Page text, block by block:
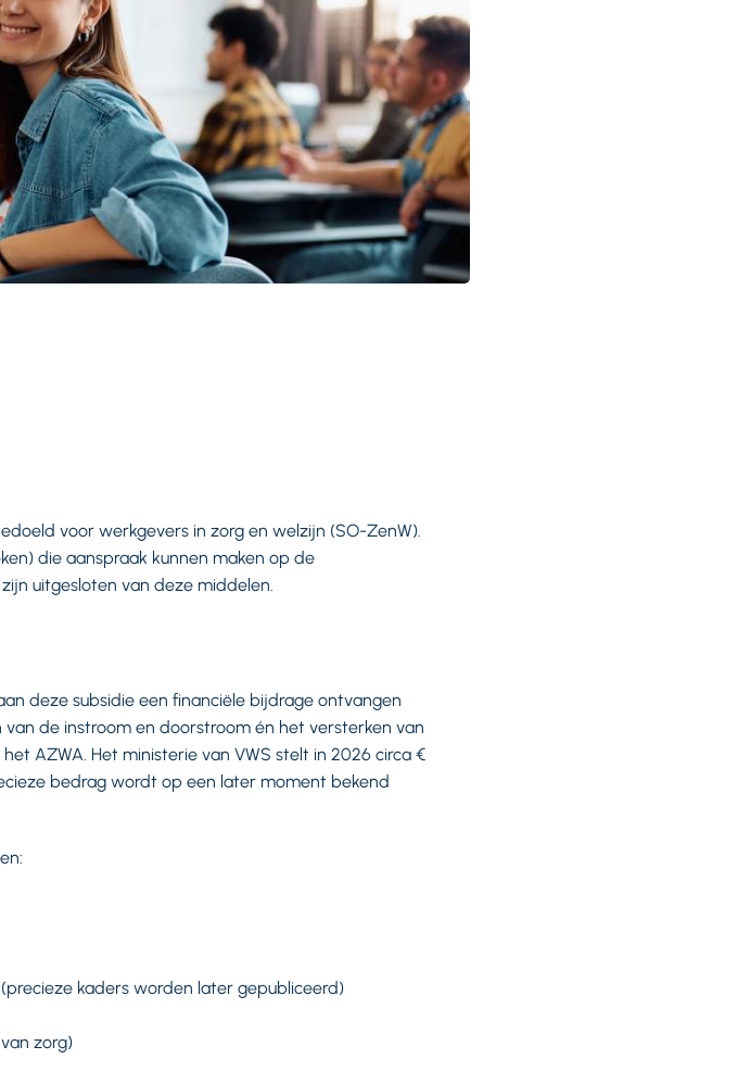
voor werkgevers in zorg en welzijn (SO-ZenW).
die aanspraak kunnen maken op de
uitgesloten van deze middelen.
deze subsidie een financiële bijdrage ontvangen
de instroom en doorstroom én het versterken van
AZWA. Het ministerie van VWS stelt in 2026 circa €
bedrag wordt op een later moment bekend
kaders worden later gepubliceerd)
zorg)